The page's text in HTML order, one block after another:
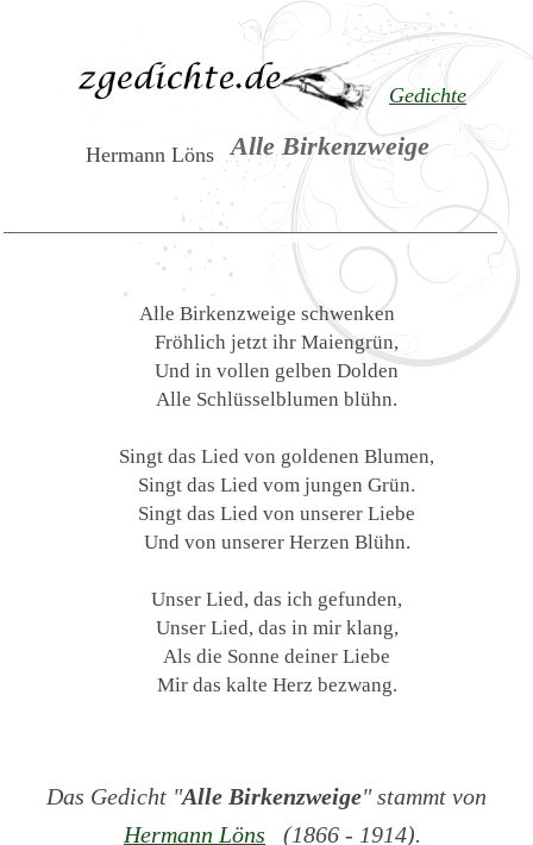
Gedichte
Alle Birkenzweige
Hermann Löns
Alle Birkenzweige schwenken
Fröhlich jetzt ihr Maiengrün,
Und in vollen gelben Dolden
Alle Schlüsselblumen blühn.
Singt das Lied von goldenen Blumen,
Singt das Lied vom jungen Grün.
Singt das Lied von unserer Liebe
Und von unserer Herzen Blühn.
Unser Lied, das ich gefunden,
Unser Lied, das in mir klang,
Als die Sonne deiner Liebe
Mir das kalte Herz bezwang.
Das Gedicht "Alle Birkenzweige" stammt von
Hermann Löns (1866 - 1914).